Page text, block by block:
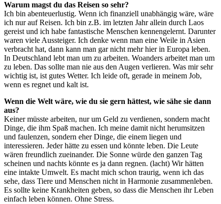
Warum magst du das Reisen so sehr?
Ich bin abenteuerlustig. Wenn ich finanziell unabhängig wäre, wäre
ich nur auf Reisen. Ich bin z.B. im letzten Jahr allein durch Laos
gereist und ich habe fantastische Menschen kennengelernt. Darunter
waren viele Aussteiger. Ich denke wenn man eine Weile in Asien
verbracht hat, dann kann man gar nicht mehr hier in Europa leben.
In Deutschland lebt man um zu arbeiten. Woanders arbeitet man um
zu leben. Das sollte man nie aus den Augen verlieren. Was mir sehr
wichtig ist, ist gutes Wetter. Ich leide oft, gerade in meinem Job,
wenn es regnet und kalt ist.
Wenn die Welt wäre, wie du sie gern hättest, wie sähe sie dann
aus?
Keiner müsste arbeiten, nur um Geld zu verdienen, sondern macht
Dinge, die ihm Spaß machen. Ich meine damit nicht herumsitzen
und faulenzen, sondern eher Dinge, die einem liegen und
interessieren. Jeder hätte zu essen und könnte leben. Die Leute
wären freundlich zueinander. Die Sonne würde den ganzen Tag
scheinen und nachts könnte es ja dann regnen. (lacht) Wir hätten
eine intakte Umwelt. Es macht mich schon traurig, wenn ich das
sehe, dass Tiere und Menschen nicht in Harmonie zusammenleben.
Es sollte keine Krankheiten geben, so dass die Menschen ihr Leben
einfach leben können. Ohne Stress.